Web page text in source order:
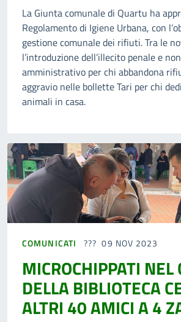
La Giunta comunale di Quartu ha
Regolamento di Igiene Urbana, con
gestione comunale dei rifiuti. Tra le
l’introduzione dell’illecito penale e non
amministrativo per chi abbandona
aggravio nelle bollette Tari per chi
animali in casa.
COMUNICATI 09 NOV 2023
MICROCHIPPATI NEL
DELLA BIBLIOTECA
ALTRI 40 AMICI A 4